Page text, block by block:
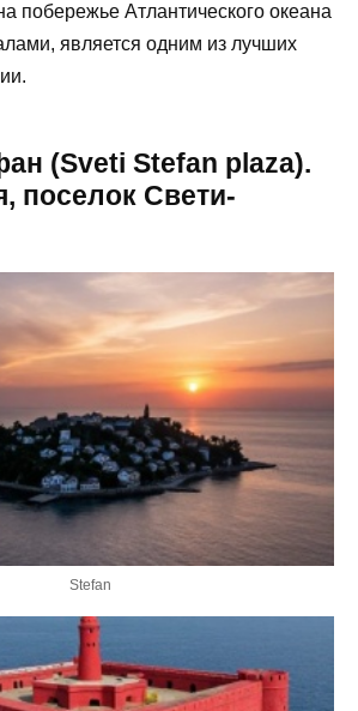
побережье Атлантического океана
является одним из лучших
(Sveti Stefan plaza).
поселок Свети-
Stefan